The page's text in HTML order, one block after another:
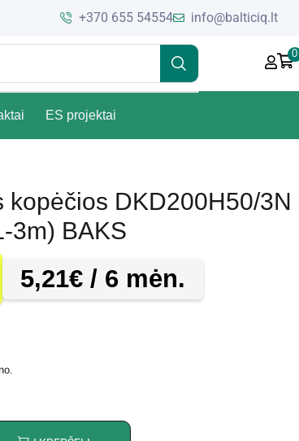
+370 655 54554 info@balticiq.lt
0
ES projektai
kopėčios DKD200H50/3N
3m) BAKS
5,21€ / 6 mėn.